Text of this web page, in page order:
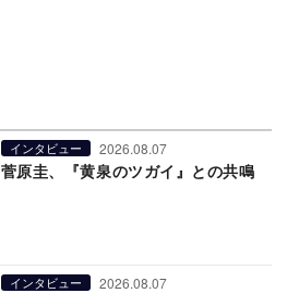
インタビュー 2026.08.07
菅原圭、『黄泉のツガイ』との共鳴
インタビュー 2026.08.07